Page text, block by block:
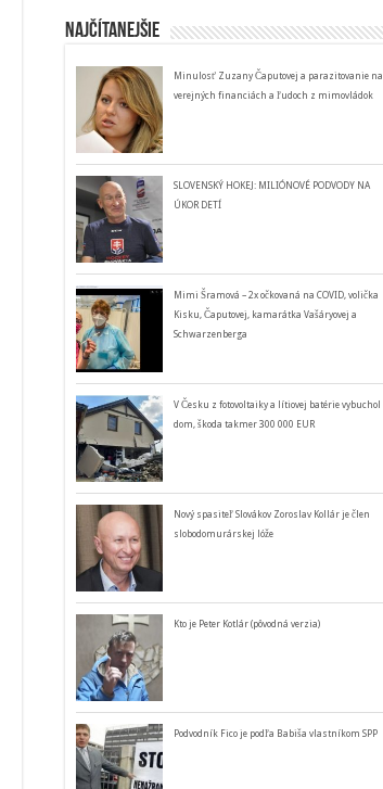
Najčítanejšie
Minulosť Zuzany Čaputovej a parazitovanie na
verejných financiách a ľudoch z mimovládok
SLOVENSKÝ HOKEJ: MILIÓNOVÉ PODVODY NA
ÚKOR DETÍ
Mimi Šramová – 2x očkovaná na COVID, volička
Kisku, Čaputovej, kamarátka Vašáryovej a
Schwarzenberga
V Česku z fotovoltaiky a lítiovej batérie vybuchol
dom, škoda takmer 300 000 EUR
Nový spasiteľ Slovákov Zoroslav Kollár je člen
slobodomurárskej lóže
Kto je Peter Kotlár (pôvodná verzia)
Podvodník Fico je podľa Babiša vlastníkom SPP